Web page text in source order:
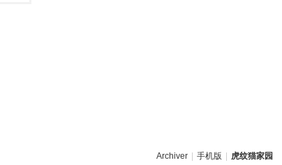
Archiver 手机版 虎纹猫家园